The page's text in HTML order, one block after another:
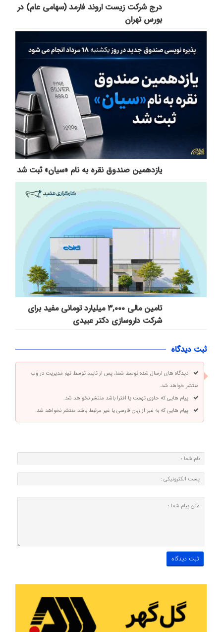
درج شرکت زیست اروند فارمد (سهامی عام) در
بورس تهران
یازدهمین صندوق نقره به نام «سیان» ثبت شد
تامین مالی ۳,۰۰۰ میلیارد تومانی مفید برای
شرکت داروسازی دکتر عبیدی
ثبت دیدگاه
دیدگاه های ارسال شده توسط شما، پس از تایید توسط تیم مدیریت در وب
منتشر خواهد شد.
پیام هایی که حاوی تهمت یا افترا باشد منتشر نخواهد شد.
پیام هایی که به غیر از زبان فارسی یا غیر مرتبط باشد منتشر نخواهد شد.